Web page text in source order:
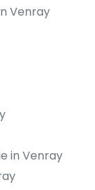
Venray
in Venray